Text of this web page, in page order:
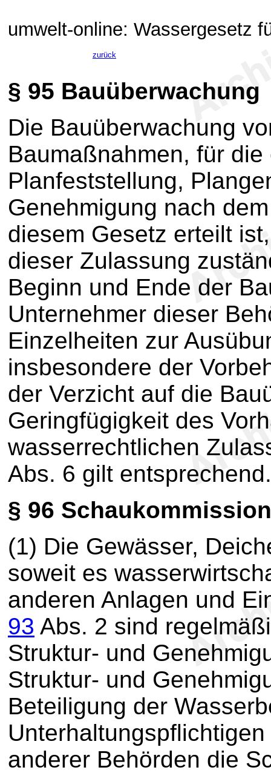
umwelt-online: Wassergesetz
zurück
§ 95 Bauüberwachung
Die Bauüberwachung
Baumaßnahmen, für
Planfeststellung,
Genehmigung nach
diesem Gesetz erteilt
dieser Zulassung
Beginn und Ende der
Unternehmer dieser
Einzelheiten zur
insbesondere der
der Verzicht auf die
Geringfügigkeit des
wasserrechtlichen
Abs. 6 gilt entsprechend.
§ 96 Schaukommission
(1) Die Gewässer,
soweit es
anderen Anlagen und
93 Abs. 2 sind
Struktur- und
Struktur- und
Beteiligung der
anderer Behörden die